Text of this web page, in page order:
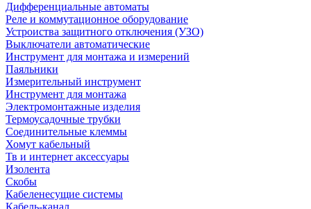
Дифференциальные автоматы
Реле и коммутационное оборудование
Устроиства защитного отключения (УЗО)
Выключатели автоматические
Инструмент для монтажа и измерений
Паяльники
Измерительный инструмент
Инструмент для монтажа
Электромонтажные изделия
Термоусадочные трубки
Соединительные клеммы
Хомут кабельный
Тв и интернет аксессуары
Изолента
Скобы
Кабеленесущие системы
Кабель-канал